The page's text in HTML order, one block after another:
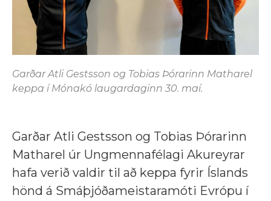
Garðar Atli Gestsson og Tobias Þórarinn Matharel
keppa í Mónakó laugardaginn 30. maí.
Garðar Atli Gestsson og Tobias Þórarinn
Matharel úr Ungmennafélagi Akureyrar
hafa verið valdir til að keppa fyrir Íslands
hönd á Smáþjóðameistaramóti Evrópu í